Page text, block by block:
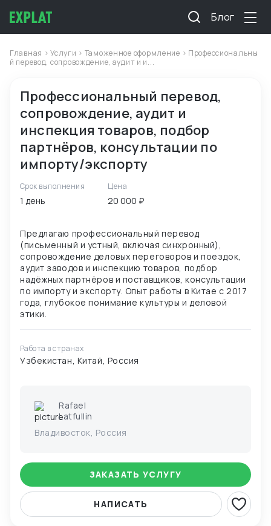
Блог
Главная >Услуги > Таможенное оформление > Профессиональны
й перевод, сопровождение, аудит и и...
Профессиональный перевод,
сопровождение, аудит и
инспекция товаров, подбор
партнёров, консультации по
импорту/экспорту
Срок выполнения
1 день
Цена
20 000 ₽
Предлагаю профессиональный перевод
(письменный и устный, включая синхронный),
сопровождение деловых переговоров и поездок,
аудит заводов и инспекцию товаров, подбор
надёжных партнёров и поставщиков, консультации
по импорту и экспорту. Опыт работы в Китае с 2017
года, глубокое понимание культуры и деловой
Работа в странах
Узбекистан, Китай, Россия
Rafael
Latfullin
Владивосток, Россия
ЗАКАЗАТЬ УСЛУГУ
НАПИСАТЬ